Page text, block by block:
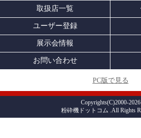
取扱店一覧
ユーザー登録
展示会情報
お問い合わせ
PC版で見る
Copyrights(C)2000-2026
粉砕機ドットコム .All Rights